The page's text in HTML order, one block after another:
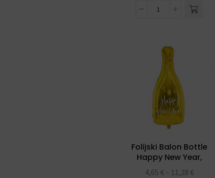
Folijski Balon Bottle
Happy New Year,
32x82cm, gold
4,65 € – 11,28 €